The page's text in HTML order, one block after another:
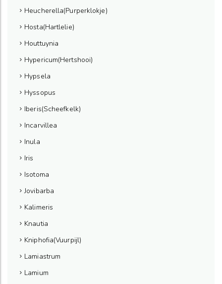
Heucherella(Purperklokje)
Hosta(Hartlelie)
Houttuynia
Hypericum(Hertshooi)
Hypsela
Hyssopus
Iberis(Scheefkelk)
Incarvillea
Inula
Iris
Isotoma
Jovibarba
Kalimeris
Knautia
Kniphofia(Vuurpijl)
Lamiastrum
Lamium